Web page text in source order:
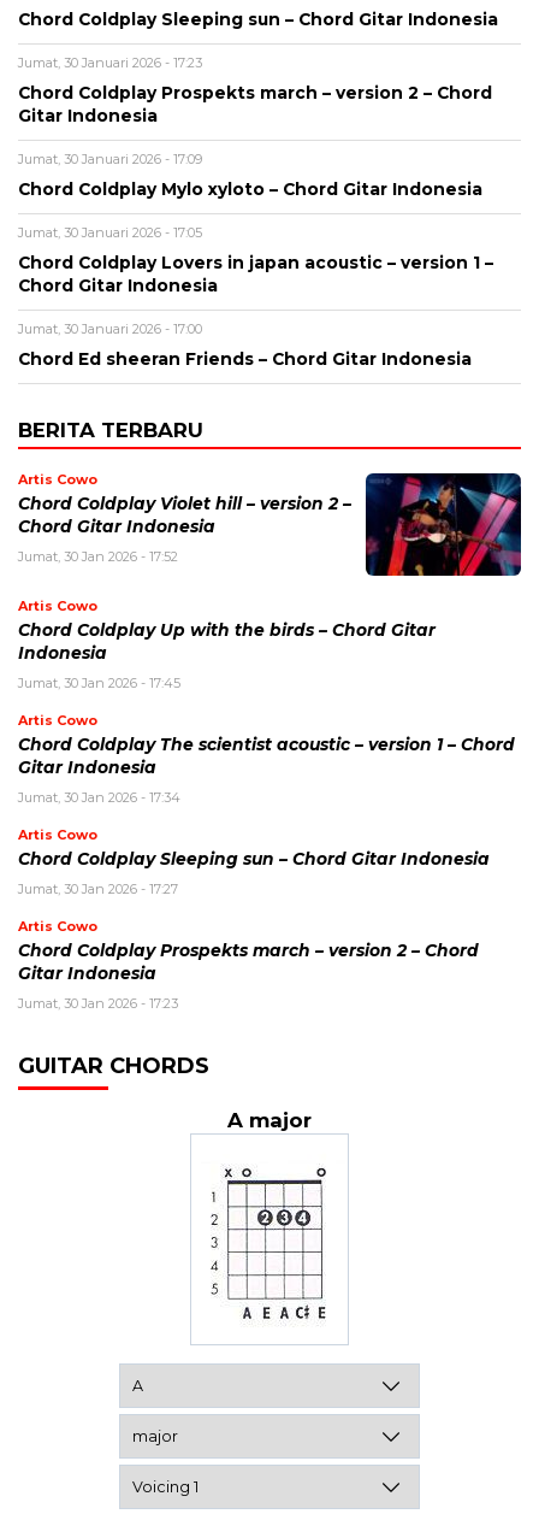
Chord Coldplay Sleeping sun – Chord Gitar Indonesia
Jumat, 30 Januari 2026 - 17:23
Chord Coldplay Prospekts march – version 2 – Chord
Gitar Indonesia
Jumat, 30 Januari 2026 - 17:09
Chord Coldplay Mylo xyloto – Chord Gitar Indonesia
Jumat, 30 Januari 2026 - 17:05
Chord Coldplay Lovers in japan acoustic – version 1 –
Chord Gitar Indonesia
Jumat, 30 Januari 2026 - 17:00
Chord Ed sheeran Friends – Chord Gitar Indonesia
BERITA TERBARU
Artis Cowo
Chord Coldplay Violet hill – version 2 –
Chord Gitar Indonesia
Jumat, 30 Jan 2026 - 17:52
Artis Cowo
Chord Coldplay Up with the birds – Chord Gitar
Indonesia
Jumat, 30 Jan 2026 - 17:45
Artis Cowo
Chord Coldplay The scientist acoustic – version 1 – Chord
Gitar Indonesia
Jumat, 30 Jan 2026 - 17:34
Artis Cowo
Chord Coldplay Sleeping sun – Chord Gitar Indonesia
Jumat, 30 Jan 2026 - 17:27
Artis Cowo
Chord Coldplay Prospekts march – version 2 – Chord
Gitar Indonesia
Jumat, 30 Jan 2026 - 17:23
GUITAR CHORDS
A major